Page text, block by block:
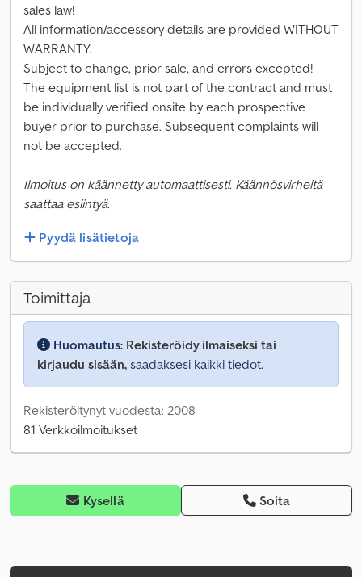
sales law!
All information/accessory details are provided WITHOUT
WARRANTY.
Subject to change, prior sale, and errors excepted!
The equipment list is not part of the contract and must
be individually verified onsite by each prospective
buyer prior to purchase. Subsequent complaints will
not be accepted.
Ilmoitus on käännetty automaattisesti. Käännösvirheitä
saattaa esiintyä.
Pyydä lisätietoja
Toimittaja
Huomautus: Rekisteröidy ilmaiseksi tai
kirjaudu sisään, saadaksesi kaikki tiedot.
Rekisteröitynyt vuodesta: 2008
81 Verkkoilmoitukset
Kysellä Soita